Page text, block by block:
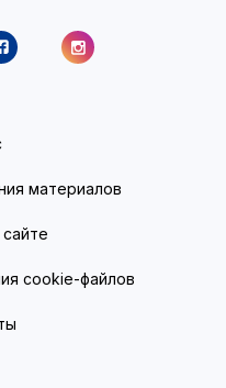
материалов
cookie-файлов